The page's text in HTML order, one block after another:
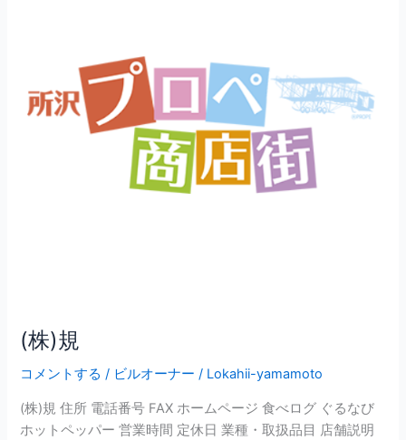
(株)規
コメントする / ビルオーナー / Lokahii-yamamoto
(株)規 住所 電話番号 FAX ホームページ 食べログ ぐるなび
ホットペッパー 営業時間 定休日 業種・取扱品目 店舗説明